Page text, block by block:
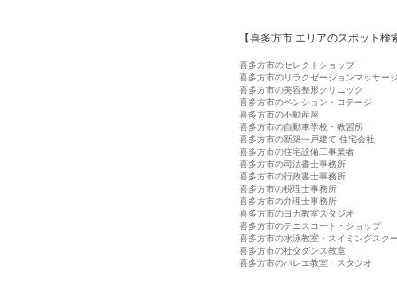
【喜多方市 エリアのスポット検
喜多方市のセレクトショップ
喜多方市のリラクゼーションマッサー
喜多方市の美容整形クリニック
喜多方市のペンション・コテージ
喜多方市の不動産屋
喜多方市の自動車学校・教習所
喜多方市の新築一戸建て 住宅会社
喜多方市の住宅設備工事業者
喜多方市の司法書士事務所
喜多方市の行政書士事務所
喜多方市の税理士事務所
喜多方市の弁理士事務所
喜多方市のヨガ教室スタジオ
喜多方市のテニスコート・ショップ
喜多方市の水泳教室・スイミングスク
喜多方市の社交ダンス教室
喜多方市のバレエ教室・スタジオ